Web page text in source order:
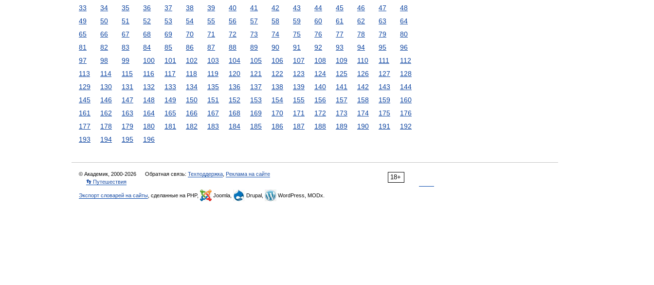
33
34 35 36 37 38 39 40 41 42 43 44 45 46 47
48
49
50 51 52 53 54 55 56 57 58 59 60 61 62 63
64
65
66 67 68 69 70 71 72 73 74 75 76 77 78 79
80
81
82 83 84 85 86 87 88 89 90 91 92 93 94 95
96
97
98 99 100 101 102 103 104 105 106 107 108 109 110 111
112
113
114 115 116 117 118 119 120 121 122 123 124 125 126 127
128
129
130 131 132 133 134 135 136 137 138 139 140 141 142 143
144
145
146 147 148 149 150 151 152 153 154 155 156 157 158 159
160
161
162 163 164 165 166 167 168 169 170 171 172 173 174 175
176
177
178 179 180 181 182 183 184 185 186 187 188 189 190 191
192
193
194 195 196
18+
© Академик, 2000-2026 Обратная связь: Техподдержка Реклама на сайте
👣 Путешествия
Экспорт словарей на сайты , сделанные на PHP, Joomla, Drupal, WordPress, MODx.